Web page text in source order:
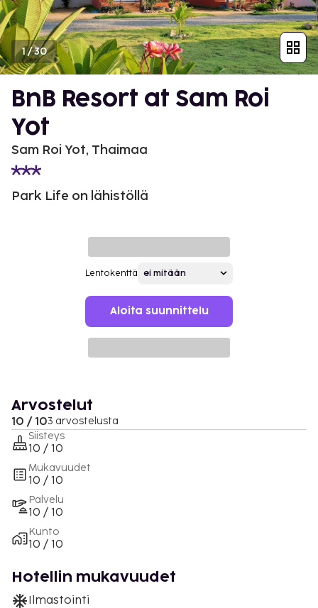
1/30
BnB Resort at Sam Roi
Yot
Sam Roi Yot, Thaimaa
Park Life on lähistöllä
Lentokenttä
Aloita suunnittelu
Arvostelut
10 / 103 arvostelusta
Siisteys
10 / 10
Mukavuudet
10 / 10
Palvelu
10 / 10
Kunto
10 / 10
Hotellin mukavuudet
Ilmastointi